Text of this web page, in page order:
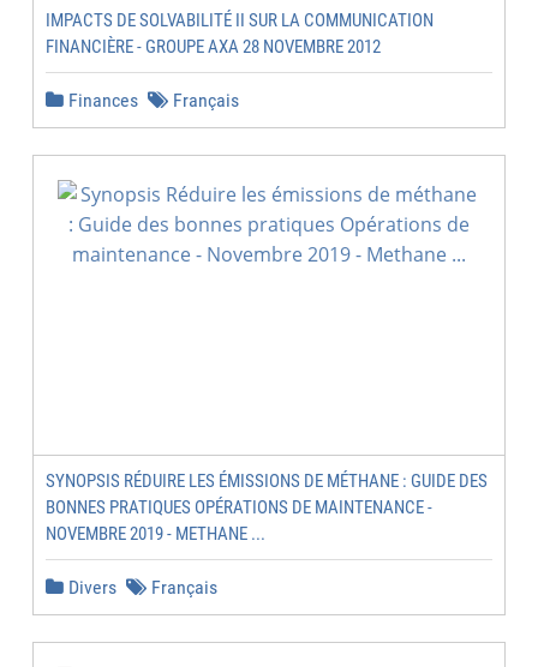
IMPACTS DE SOLVABILITÉ II SUR LA COMMUNICATION
FINANCIÈRE - GROUPE AXA 28 NOVEMBRE 2012
Finances Français
SYNOPSIS RÉDUIRE LES ÉMISSIONS DE MÉTHANE : GUIDE DES
BONNES PRATIQUES OPÉRATIONS DE MAINTENANCE -
NOVEMBRE 2019 - METHANE ...
Divers Français